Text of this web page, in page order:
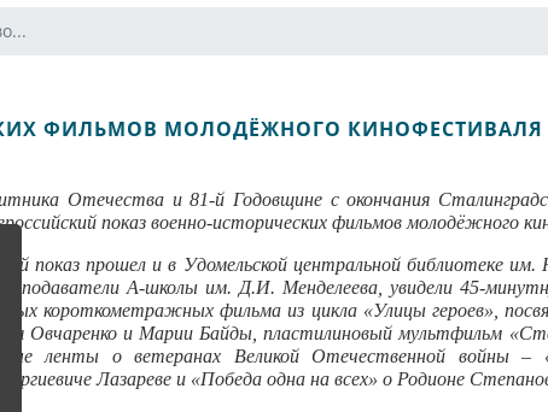
ФИЛЬМОВ МОЛОДЁЖНОГО КИНОФЕСТИВАЛЯ
Отечества и 81-й Годовщине с окончания
показ военно-исторических фильмов молодёжного
показ прошел и в Удомельской центральной библиотеке
А-школы им. Д.И. Менделеева, увидели 45-
короткометражных фильма из цикла «Улицы героев»,
Овчаренко и Марии Байды, пластилиновый мультфильм
ленты о ветеранах Великой Отечественной войны
Лазареве и «Победа одна на всех» о Родионе